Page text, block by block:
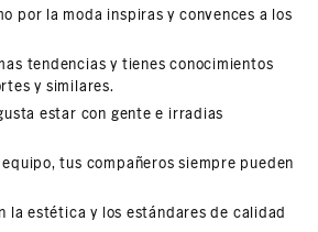
por la moda inspiras y convences a los
tendencias y tienes conocimientos
y similares.
estar con gente e irradias
tus compañeros siempre pueden
la estética y los estándares de calidad